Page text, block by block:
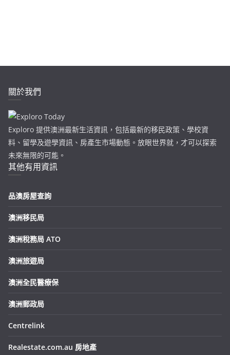
關於我們
Exploro 提供澳洲最新生活資訊，包括最新的移民政策、學校資
料、留學及遊學資訊、房產生市場動態。放眼世界就，才可以探索
未來無限的可能。
其他有用資訊
品澳房屋查詢
澳洲移民局
澳洲稅務局 ATO
澳洲旅遊局
澳洲全民醫療保
澳洲郵政局
Centrelink
Realestate.com.au 房地產